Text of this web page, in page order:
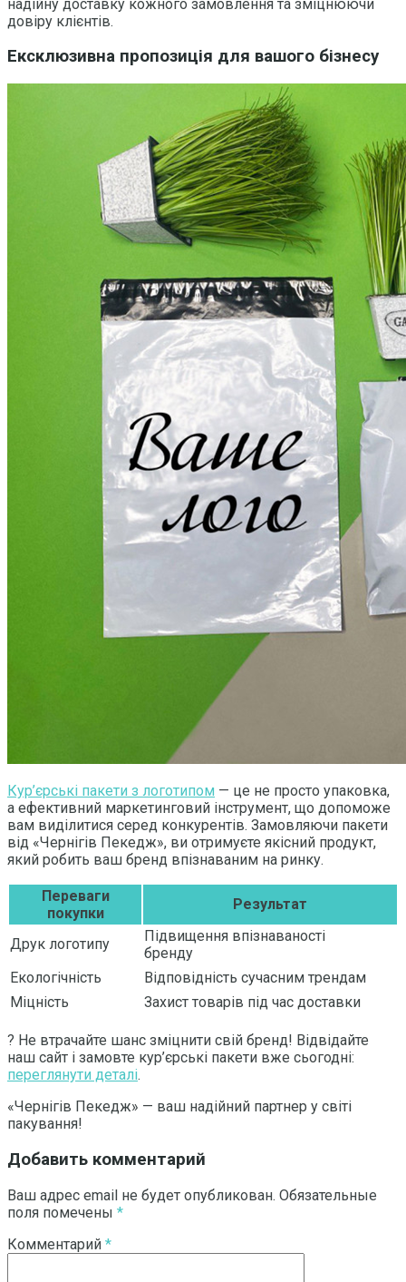
надійну доставку кожного замовлення та зміцнюючи
довіру клієнтів.
Ексклюзивна пропозиція для вашого бізнесу
Кур’єрські пакети з логотипом — це не просто упаковка,
а ефективний маркетинговий інструмент, що допоможе
вам виділитися серед конкурентів. Замовляючи пакети
від «Чернігів Пекедж», ви отримуєте якісний продукт,
який робить ваш бренд впізнаваним на ринку.
Переваги
покупки
Результат
Друк логотипу
Підвищення впізнаваності
бренду
Екологічність
Відповідність сучасним трендам
Міцність
Захист товарів під час доставки
? Не втрачайте шанс зміцнити свій бренд! Відвідайте
наш сайт і замовте кур’єрські пакети вже сьогодні:
переглянути деталі.
«Чернігів Пекедж» — ваш надійний партнер у світі
пакування!
Добавить комментарий
Ваш адрес email не будет опубликован. Обязательные
поля помечены *
Комментарий *